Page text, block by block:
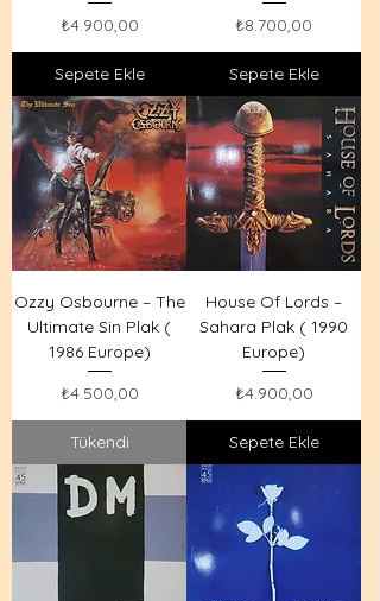
Fiyat
₺4.900,00
Sepete Ekle
Fiyat
₺8.700,00
Sepete Ekle
Ozzy Osbourne – The
Ultimate Sin Plak (
1986 Europe)
Fiyat
₺4.500,00
Tükendi
House Of Lords –
Sahara Plak ( 1990
Europe)
Fiyat
₺4.900,00
Sepete Ekle